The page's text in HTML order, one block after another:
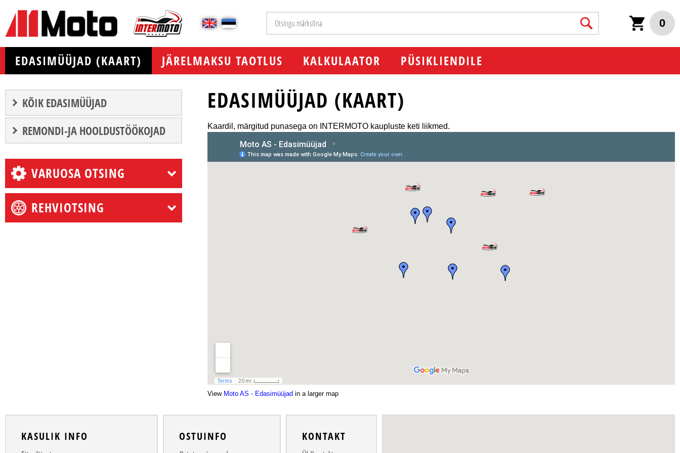
0
EDASIMÜÜJAD (KAART) JÄRELMAKSU TAOTLUS KALKULAATOR PÜSIKLIENDILE
KÕIK EDASIMÜÜJAD
REMONDI-JA HOOLDUSTÖÖKOJAD
VARUOSA OTSING
REHVIOTSING
EDASIMÜÜJAD (KAART)
Kaardil, märgitud punasega on INTERMOTO kaupluste keti liikmed.
View Moto AS - Edasimüüjad in a larger map
KASULIK INFO OSTUINFO KONTAKT